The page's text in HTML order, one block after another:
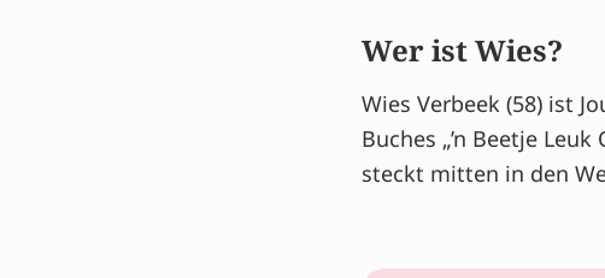
Wer ist Wies?
Wies Verbeek (58) ist
Buches „’n Beetje
steckt mitten in den